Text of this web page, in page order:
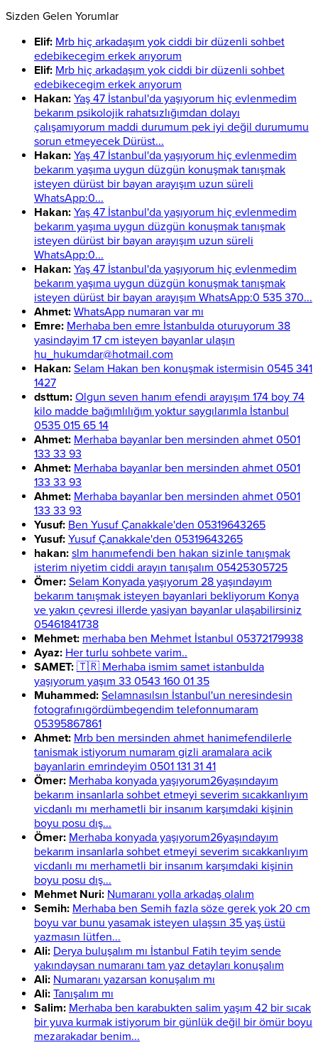
Sizden Gelen Yorumlar
Elif: Mrb hiç arkadaşım yok ciddi bir düzenli sohbet
edebikecegim erkek arıyorum
Elif: Mrb hiç arkadaşım yok ciddi bir düzenli sohbet
edebikecegim erkek arıyorum
Hakan: Yaş 47 İstanbul'da yaşıyorum hiç evlenmedim
bekarım psikolojik rahatsızlığımdan dolayı
çalışamıyorum maddi durumum pek iyi değil durumumu
sorun etmeyecek Dürüst...
Hakan: Yaş 47 İstanbul'da yaşıyorum hiç evlenmedim
bekarım yaşıma uygun düzgün konuşmak tanışmak
isteyen dürüst bir bayan arayışım uzun süreli
WhatsApp:0...
Hakan: Yaş 47 İstanbul'da yaşıyorum hiç evlenmedim
bekarım yaşıma uygun düzgün konuşmak tanışmak
isteyen dürüst bir bayan arayışım uzun süreli
WhatsApp:0...
Hakan: Yaş 47 İstanbul'da yaşıyorum hiç evlenmedim
bekarım yaşıma uygun düzgün konuşmak tanışmak
isteyen dürüst bir bayan arayışım WhatsApp:0 535 370...
Ahmet: WhatsApp numaran var mı
Emre: Merhaba ben emre İstanbulda oturuyorum 38
yasindayim 17 cm isteyen bayanlar ulaşın
hu_hukumdar@hotmail.com
Hakan: Selam Hakan ben konuşmak istermisin 0545 341
1427
dsttum: Olgun seven hanım efendi arayışım 174 boy 74
kilo madde bağımlılığım yoktur saygılarımla İstanbul
0535 015 65 14
Ahmet: Merhaba bayanlar ben mersinden ahmet 0501
133 33 93
Ahmet: Merhaba bayanlar ben mersinden ahmet 0501
133 33 93
Ahmet: Merhaba bayanlar ben mersinden ahmet 0501
133 33 93
Yusuf: Ben Yusuf Çanakkale'den 05319643265
Yusuf: Yusuf Çanakkale'den 05319643265
hakan: slm hanımefendi ben hakan sizinle tanışmak
isterim niyetim ciddi arayın tanışalım 05425305725
Ömer: Selam Konyada yaşıyorum 28 yaşındayım
bekarım tanışmak isteyen bayanlari bekliyorum Konya
ve yakın çevresi illerde yasiyan bayanlar ulaşabilirsiniz
05461841738
Mehmet: merhaba ben Mehmet İstanbul 05372179938
Ayaz: Her turlu sohbete varim..
SAMET: 🇹🇷 Merhaba ismim samet istanbulda
yaşıyorum yaşım 33 0543 160 01 35
Muhammed: Selamnasılsın İstanbul'un neresindesin
fotografınıgördümbegendim telefonnumaram
05395867861
Ahmet: Mrb ben mersinden ahmet hanimefendilerle
tanismak istiyorum numaram gizli aramalara acik
bayanlarin emrindeyim 0501 131 31 41
Ömer: Merhaba konyada yaşıyorum26yaşındayım
bekarım insanlarla sohbet etmeyi severim sıcakkanlıyım
vicdanlı mı merhametli bir insanım karşımdaki kişinin
boyu posu dış...
Ömer: Merhaba konyada yaşıyorum26yaşındayım
bekarım insanlarla sohbet etmeyi severim sıcakkanlıyım
vicdanlı mı merhametli bir insanım karşımdaki kişinin
boyu posu dış...
Mehmet Nuri: Numaranı yolla arkadaş olalım
Semih: Merhaba ben Semih fazla söze gerek yok 20 cm
boyu var bunu yasamak isteyen ulaşsın 35 yaş üstü
yazmasın lütfen...
Ali: Derya buluşalım mı İstanbul Fatih teyim sende
yakındaysan numaranı tam yaz detayları konuşalım
Ali: Numaranı yazarsan konuşalım mı
Ali: Tanışalım mı
Salim: Merhaba ben karabukten salim yaşım 42 bir sıcak
bir yuva kurmak istiyorum bir günlük değil bir ömür boyu
mezarakadar benim...